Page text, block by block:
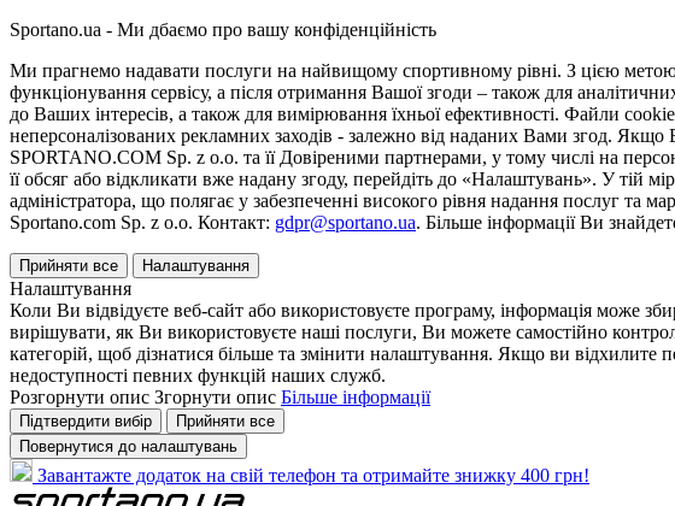
Sportano.ua - Ми дбаємо про вашу конфіденційність
Ми прагнемо надавати послуги на найвищому спортивному рівні. З цією
функціонування сервісу, а після отримання Вашої згоди – також для
до Ваших інтересів, а також для вимірювання їхньої ефективності. Файли
неперсоналізованих рекламних заходів - залежно від наданих Вами згод.
SPORTANO.COM Sp. z o.o. та її Довіреними партнерами, у тому числі на
її обсяг або відкликати вже надану згоду, перейдіть до «Налаштувань». У тій
адміністратора, що полягає у забезпеченні високого рівня надання послуг та
Sportano.com Sp. z o.o. Контакт: gdpr@sportano.ua. Більше інформації Ви
Прийняти все Налаштування
Налаштування
Коли Ви відвідуєте веб-сайт або використовуєте програму, інформація може
вирішувати, як Ви використовуєте наші послуги, Ви можете самостійно
категорій, щоб дізнатися більше та змінити налаштування. Якщо ви відхилите
недоступності певних функцій наших служб.
Розгорнути опис Згорнути опис Більше інформації
Підтвердити вибір
Прийняти все
Повернутися до налаштувань
Завантажте додаток на свій телефон та отримайте знижку 400 грн!